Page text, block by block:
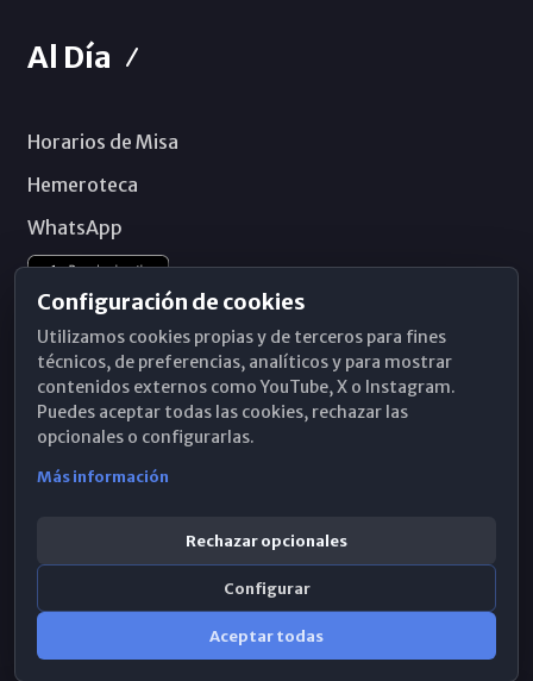
Al Día
Horarios de Misa
Hemeroteca
WhatsApp
Configuración de cookies
Utilizamos cookies propias y de terceros para fines
técnicos, de preferencias, analíticos y para mostrar
contenidos externos como YouTube, X o Instagram.
Puedes aceptar todas las cookies, rechazar las
opcionales o configurarlas.
Más información
Rechazar opcionales
Configurar
Aceptar todas